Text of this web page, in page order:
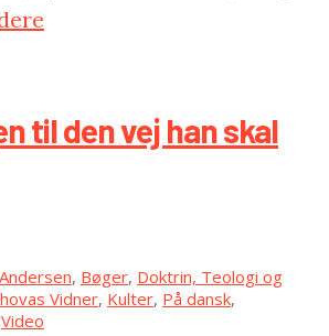
til den vej han skal
, Bøger, Doktrin, Teologi og
Vidner, Kulter, På dansk,
Video